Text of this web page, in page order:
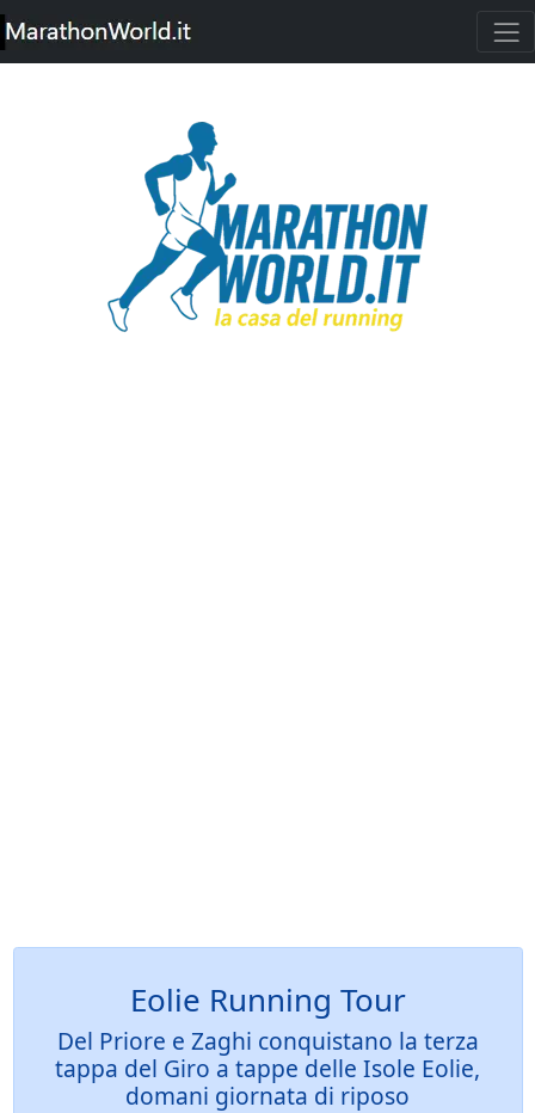
Eolie Running Tour
Del Priore e Zaghi conquistano la terza
tappa del Giro a tappe delle Isole Eolie,
domani giornata di riposo